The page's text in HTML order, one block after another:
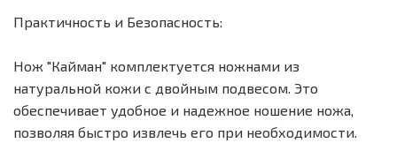
Практичность и Безопасность:
Нож "Кайман" комплектуется ножнами из
натуральной кожи с двойным подвесом. Это
обеспечивает удобное и надежное ношение ножа,
позволяя быстро извлечь его при необходимости.